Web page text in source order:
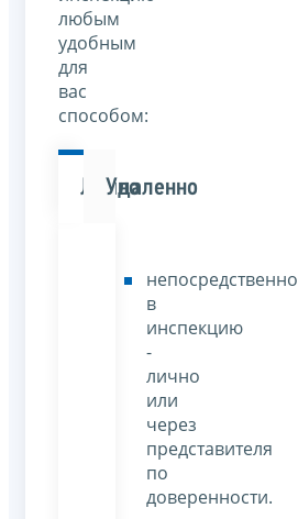
любым
удобным
для
вас
способом:
Лично
Удаленно
непосредственно
в
инспекцию
-
лично
или
через
представителя
по
доверенности.